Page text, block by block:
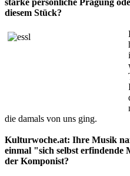
diesem Stück?
die damals von uns ging.
Kulturwoche.at: Ihre Musik
einmal "sich selbst
der Komponist?